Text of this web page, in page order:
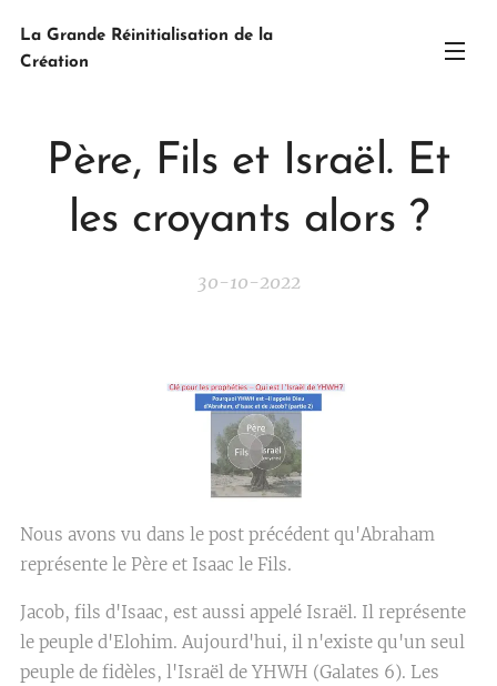
La Grande Réinitialisation de la
Création
Père, Fils et Israël. Et
les croyants alors ?
30-10-2022
Nous avons vu dans le post précédent qu'Abraham
représente le Père et Isaac le Fils.
Jacob, fils d'Isaac, est aussi appelé Israël. Il représente
le peuple d'Elohim. Aujourd'hui, il n'existe qu'un seul
peuple de fidèles, l'Israël de YHWH (Galates 6). Les